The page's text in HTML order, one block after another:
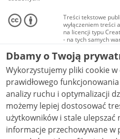
Treści tekstowe
wyłączeniem treści
na licencji typu
- na tych samych
Materiały
audio i wideo, są
Creative Commons:
niekomercyjne - bez
NC-ND 4.0), o ile
Dbamy o Twoją
Wykorzystujemy pliki cookie
prawidłowego
analizy ruchu i optymalizacji
możemy lepiej dostosować
użytkowników i stale ulepszać nasze
informacje przechowywane w